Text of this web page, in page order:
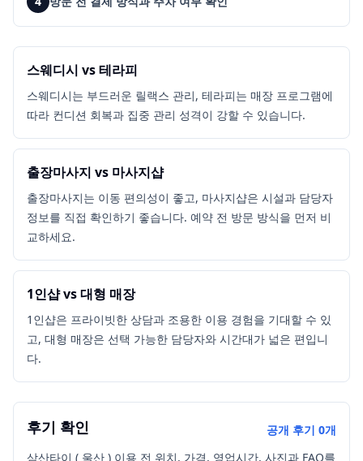
스웨디시 vs 테라피
스웨디시는 부드러운 릴랙스 관리, 테라피는 매장 프로그램에
따라 컨디션 회복과 집중 관리 성격이 강할 수 있습니다.
출장마사지 vs 마사지샵
출장마사지는 이동 편의성이 좋고, 마사지샵은 시설과 담당자
정보를 직접 확인하기 좋습니다. 예약 전 방문 방식을 먼저 비
교하세요.
1인샵 vs 대형 매장
1인샵은 프라이빗한 상담과 조용한 이용 경험을 기대할 수 있
고, 대형 매장은 선택 가능한 담당자와 시간대가 넓은 편입니
다.
후기 확인 공개 후기 0개
삼산타이 ( 울산 ) 이용 전 위치, 가격, 영업시간, 사진과 FAQ를